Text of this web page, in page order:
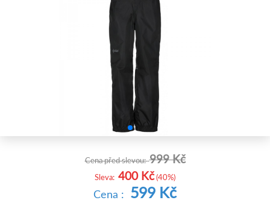
Cena před slevou:999 Kč
Sleva: 400 Kč(40%)
Cena : 599 Kč